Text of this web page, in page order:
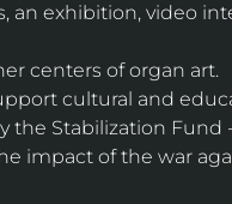
an exhibition, video
centers of organ art.
cultural and
the Stabilization
impact of the war